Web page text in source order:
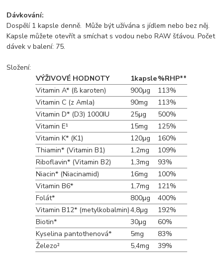
Dávkování:
Dospělí 1 kapsle denně. Může být užívána s jídlem nebo bez něj.
Kapsle můžete otevřít a smíchat s vodou nebo RAW šťávou. Počet
dávek v balení: 75.
Složení:
VÝŽIVOVÉ HODNOTY
1kapsle%RHP**
Vitamin A* (ß karoten)
900μg
113%
Vitamin C (z Amla)
90mg
113%
Vitamin D* (D3) 1000IU
25μg
500%
Vitamin E¹
15mg
125%
Vitamin K* (K1)
120μg
160%
Thiamin* (Vitamin B1)
1,2mg
109%
Riboflavin* (Vitamin B2)
1,3mg
93%
Niacin* (Niacinamid)
16mg
100%
Vitamin B6*
1,7mg
121%
Folát*
800μg
400%
Vitamin B12* (metylkobalmin)4,8μg
192%
Biotin*
30μg
60%
Kyselina pantothenová*
5mg
83%
Železo²
5,4mg 39%